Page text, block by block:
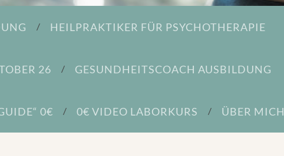
HEILPRAKTIKER FÜR PSYCHOTHERAPIE
26 GESUNDHEITSCOACH AUSBILDUNG
0€ 0€ VIDEO LABORKURS ÜBER MICH